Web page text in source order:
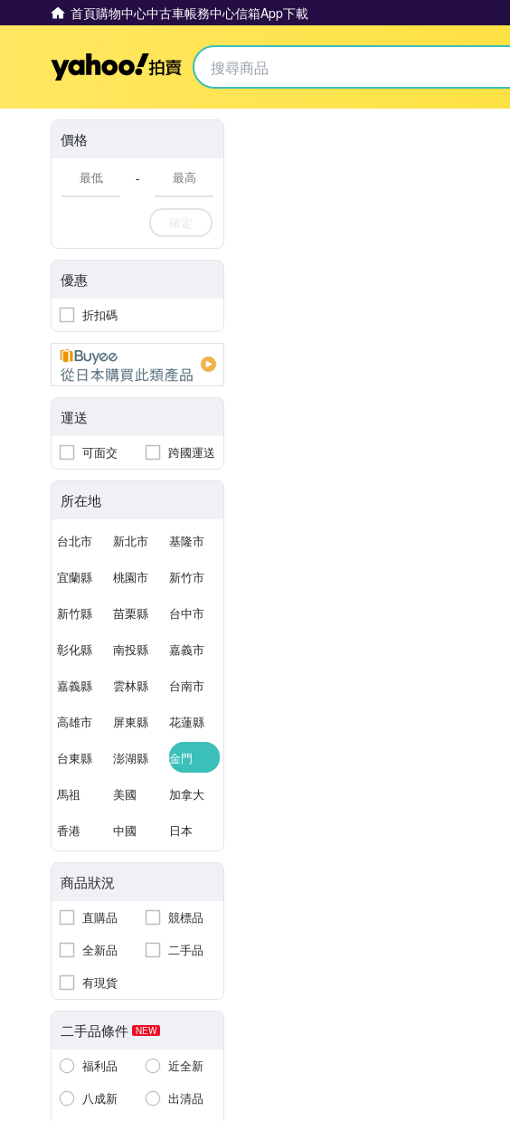
首頁購物中心中古車帳務中心信箱App下載
Yahoo拍賣
價格
-
確定
優惠
折扣碼
運送
可面交 跨國運送
所在地
台北市 新北市 基隆市
宜蘭縣 桃園市 新竹市
新竹縣 苗栗縣 台中市
彰化縣 南投縣 嘉義市
嘉義縣 雲林縣 台南市
高雄市 屏東縣 花蓮縣
台東縣 澎湖縣 金門
馬祖 美國 加拿大
香港 中國 日本
商品狀況
直購品
競標品
全新品
二手品
有現貨
二手品條件 NEW
福利品
近全新
八成新
出清品